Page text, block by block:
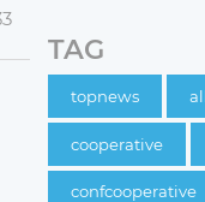
TAG
topnews
cooperative
confcooperative